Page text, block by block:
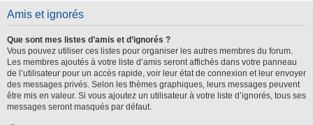
Amis et ignorés
Que sont mes listes d’amis et d’ignorés ?
Vous pouvez utiliser ces listes pour organiser les autres membres du forum.
Les membres ajoutés à votre liste d’amis seront affichés dans votre panneau
de l’utilisateur pour un accès rapide, voir leur état de connexion et leur envoyer
des messages privés. Selon les thèmes graphiques, leurs messages peuvent
être mis en valeur. Si vous ajoutez un utilisateur à votre liste d’ignorés, tous ses
messages seront masqués par défaut.